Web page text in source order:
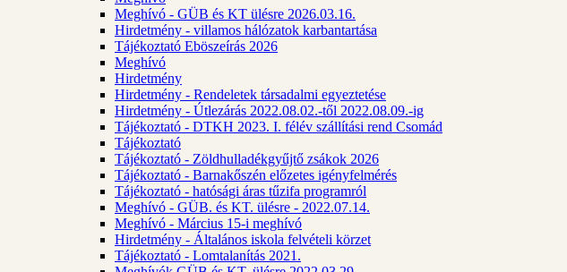
Meghívó - GÜB és KT ülésre 2026.03.16.
Hirdetmény - villamos hálózatok karbantartása
Tájékoztató Eböszeírás 2026
Meghívó
Hirdetmény
Hirdetmény - Rendeletek társadalmi egyeztetése
Hirdetmény - Útlezárás 2022.08.02.-től 2022.08.09.-ig
Tájékoztató - DTKH 2023. I. félév szállítási rend Csomád
Tájékoztató
Tájékoztató - Zöldhulladékgyűjtő zsákok 2026
Tájékoztató - Barnakőszén előzetes igényfelmérés
Tájékoztató - hatósági áras tűzifa programról
Meghívó - GÜB. és KT. ülésre - 2022.07.14.
Meghívó - Március 15-i meghívó
Hirdetmény - Általános iskola felvételi körzet
Tájékoztató - Lomtalanítás 2021.